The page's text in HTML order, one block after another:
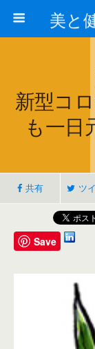
新型コ
も一日
共有 ツ
Save